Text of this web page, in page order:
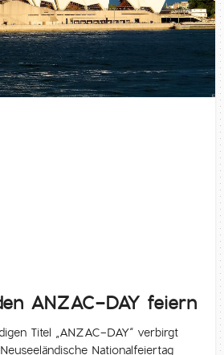
ANZAC-DAY feiern
Titel „ANZAC-DAY“ verbirgt
Nationalfeiertag